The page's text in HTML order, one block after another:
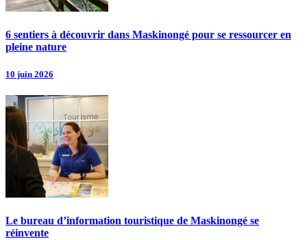
6 sentiers à découvrir dans Maskinongé pour se ressourcer en
pleine nature
10 juin 2026
Le bureau d’information touristique de Maskinongé se
réinvente